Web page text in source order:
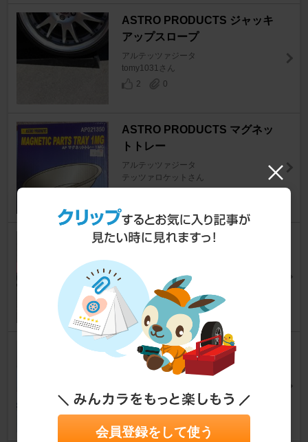
ASTRO PRODUCTS ジャッキ
アップスロープ
アルテッツァジータ
tomy1031さん
2
0
ASTRO PRODUCTS マグネッ
トトレー
アルテッツァジータ
テッツァロケットさん
不明。 車の下に潜るヤーツ
tomy1031さん
0
トヨタ(純正) 純正OPサイドステ
まっつらさん
会員登録をして使う